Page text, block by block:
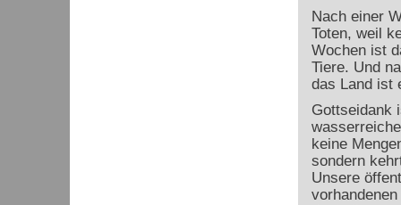
Nach einer
Toten, weil
Wochen ist
Tiere. Und
das Land ist
Gottseidank
keine
sondern
Unsere